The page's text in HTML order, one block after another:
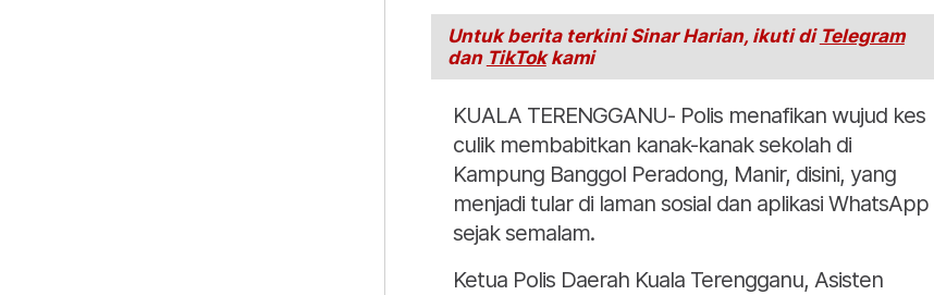
Untuk berita terkini Sinar Harian, ikuti di Telegram
dan TikTokkami
KUALA TERENGGANU- Polis menafikan wujud kes
culik membabitkan kanak-kanak sekolah di
Kampung Banggol Peradong, Manir, disini, yang
menjadi tular di laman sosial dan aplikasi WhatsApp
sejak semalam.
Ketua Polis Daerah Kuala Terengganu, Asisten